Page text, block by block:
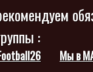
:
Мы в